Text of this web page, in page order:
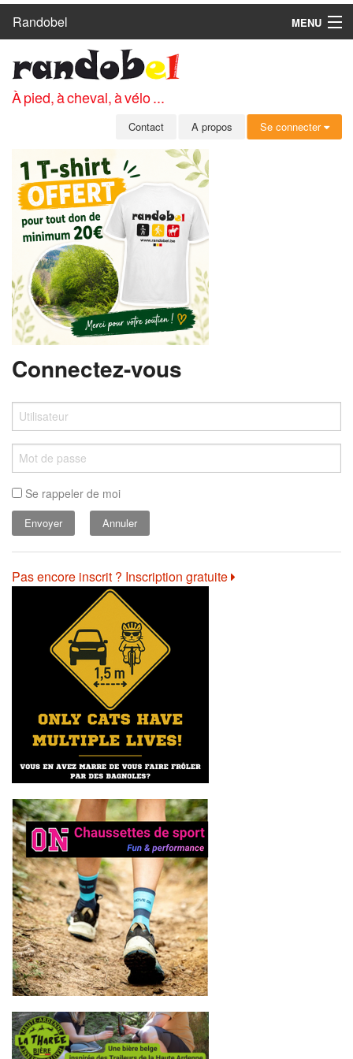
Randobel
MENU
CIRCUITS
CLUBS
MEMBRES
SE CONNECTER
INSCRIPTION GRATUITE
MOT DE PASSE OUBLIÉ
À pied, à cheval, à vélo ...
Contact A propos Se connecter
Connectez-vous
Se rappeler de moi
Annuler
Pas encore inscrit ? Inscription gratuite